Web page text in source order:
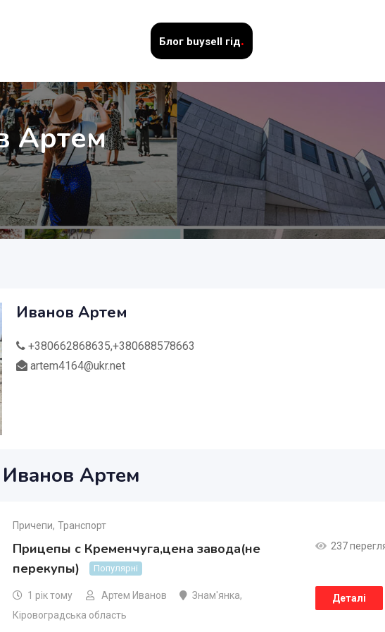
Блог buysell гід.
Артем
Иванов Артем
+380662868635,+380688578663
artem4164@ukr.net
Иванов Артем
Причепи, Транспорт
Прицепы с Кременчуга,цена завода(не
перекупы)
Популярні
1 рік тому Артем Иванов Знам'янка,
Кіровоградська область
237
Деталі